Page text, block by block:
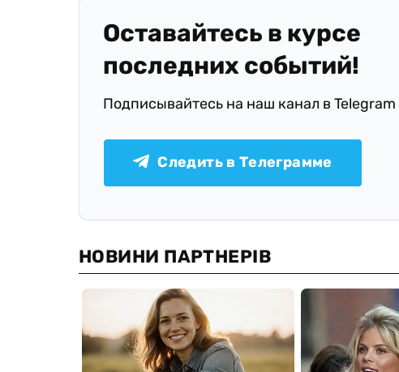
Оставайтесь в курсе
последних событий!
Подписывайтесь на наш канал в Telegram
Следить в Телеграмме